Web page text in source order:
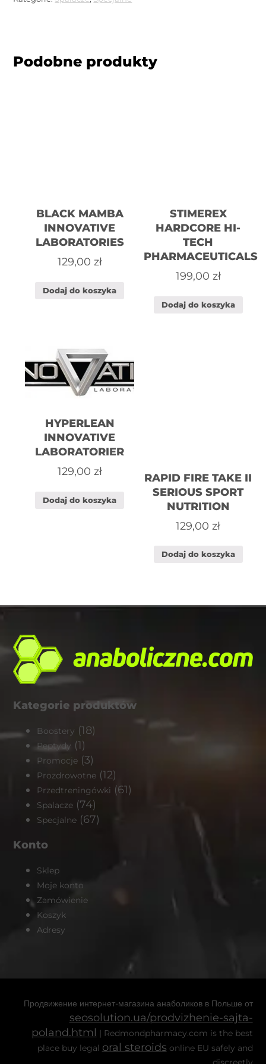
Podobne produkty
BLACK MAMBA
INNOVATIVE
LABORATORIES
129,00 zł
Dodaj do koszyka
STIMEREX
HARDCORE HI-
TECH
PHARMACEUTICALS
199,00 zł
Dodaj do koszyka
HYPERLEAN
INNOVATIVE
LABORATORIER
129,00 zł
Dodaj do koszyka
RAPID FIRE TAKE II
SERIOUS SPORT
NUTRITION
129,00zł
Dodaj do koszyka
Kategorie produktów
Boostery (18)
Peptydy (1)
Promocje (3)
Prozdrowotne (12)
Przedtreningówki (61)
Spalacze (74)
Specjalne (67)
Konto
Sklep
Moje konto
Zamówienie
Koszyk
Adresy
Продвижение интернет-магазина анаболиков в Польше от
seosolution.ua/prodvizhenie-sajta-
poland.html | Redmondpharmacy.com is the best
place buy legal oral steroids online EU safely and